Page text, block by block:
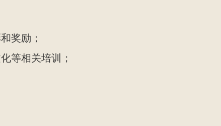
奖励；
等相关培训；